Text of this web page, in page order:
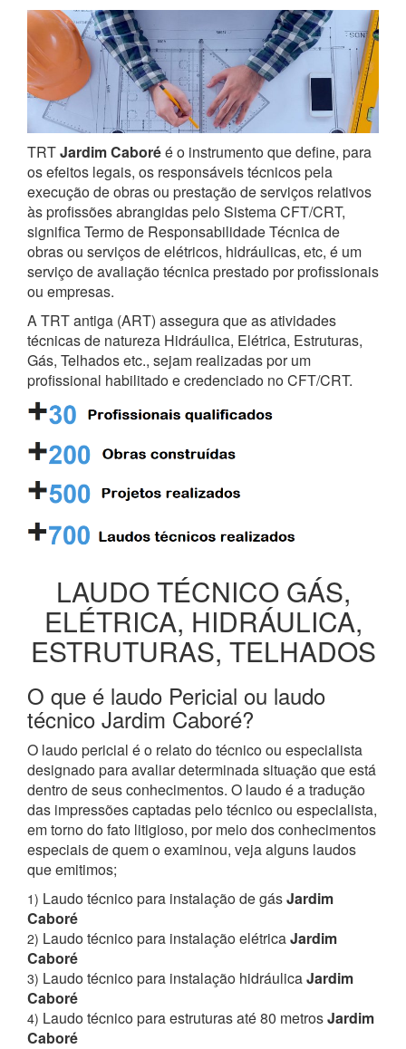
TRTJardim Caboréé o instrumento que define, para
os efeitos legais, os responsáveis técnicos pela
execução de obras ou prestação de serviços relativos
às profissões abrangidas pelo Sistema CFT/CRT,
significa Termo de Responsabilidade Técnica de
obras ou serviços de elétricos, hidráulicas, etc, é um
serviço de avaliação técnica prestado por profissionais
ou empresas.
A TRT antiga (ART) assegura que as atividades
técnicas de natureza Hidráulica, Elétrica, Estruturas,
Gás, Telhados etc., sejam realizadas por um
profissional habilitado e credenciado no CFT/CRT.
LAUDO TÉCNICO GÁS,
ELÉTRICA, HIDRÁULICA,
ESTRUTURAS, TELHADOS
O que é laudo Pericial ou laudo
técnico Jardim Caboré?
O laudo pericial é o relato do técnico ou especialista
designado para avaliar determinada situação que está
dentro de seus conhecimentos. O laudo é a tradução
das impressões captadas pelo técnico ou especialista,
em torno do fato litigioso, por meio dos conhecimentos
especiais de quem o examinou, veja alguns laudos
que emitimos;
1) Laudo técnico para instalação de gásJardim
Caboré
2) Laudo técnico para instalação elétricaJardim
Caboré
3) Laudo técnico para instalação hidráulicaJardim
Caboré
4) Laudo técnico para estruturas até 80 metrosJardim
Caboré